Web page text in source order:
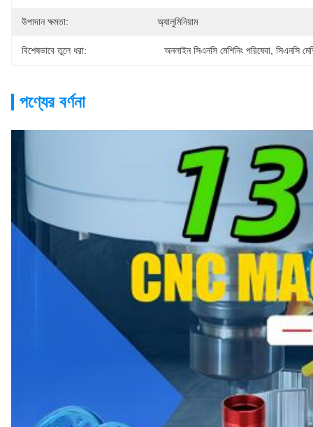
উপাদান ক্ষমতা: অ্যালুমিনিয়াম
বিশেষভাবে তুলে ধরা: অনলাইন সিএনসি মেশিনিং পরিষেবা, সিএনসি
পণ্যের বর্ণনা